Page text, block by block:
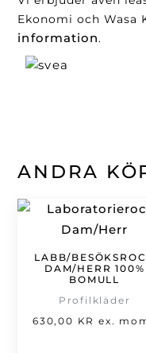
Ekonomi och Wasa
information.
ANDRA
LABB/
DAM/HERR 100%
BOMULL
Profilkläder
630,00 KR ex.